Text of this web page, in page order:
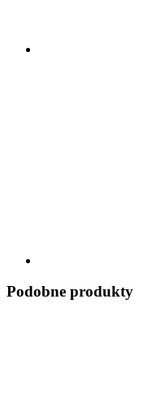
Podobne produkty